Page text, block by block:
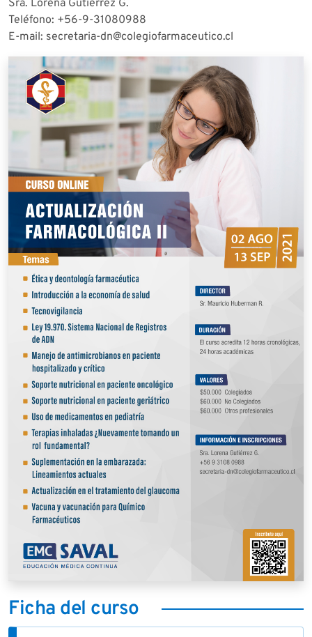
Sra. Lorena Gutiérrez G.
Teléfono: +56-9-31080988
E-mail: secretaria-dn@colegiofarmaceutico.cl
Ficha del curso